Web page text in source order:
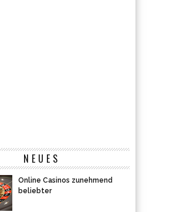
beliebter
Ohne Spielregeln geht es nicht